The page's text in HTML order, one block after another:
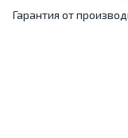
Гарантия от